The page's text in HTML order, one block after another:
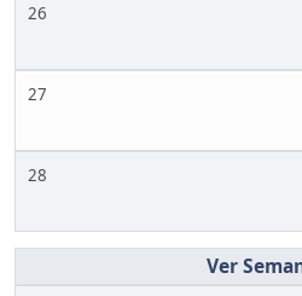
26
27
28